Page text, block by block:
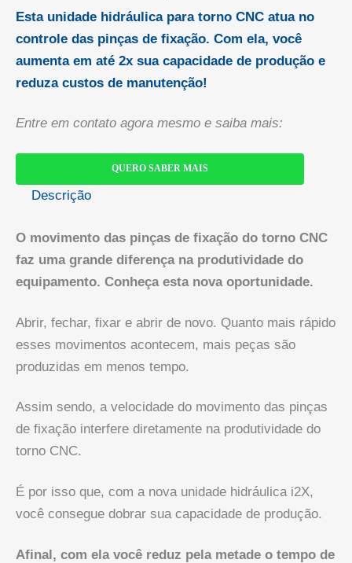
Esta unidade hidráulica para torno CNC atua no
controle das pinças de fixação. Com ela, você
aumenta em até 2x sua capacidade de produção e
reduza custos de manutenção!
Entre em contato agora mesmo e saiba mais:
QUERO SABER MAIS
Descrição
O movimento das pinças de fixação do torno CNC
faz uma grande diferença na produtividade do
equipamento. Conheça esta nova oportunidade.
Abrir, fechar, fixar e abrir de novo. Quanto mais rápido
esses movimentos acontecem, mais peças são
produzidas em menos tempo.
Assim sendo, a velocidade do movimento das pinças
de fixação interfere diretamente na produtividade do
torno CNC.
É por isso que, com a nova unidade hidráulica i2X,
você consegue dobrar sua capacidade de produção.
Afinal, com ela você reduz pela metade o tempo de